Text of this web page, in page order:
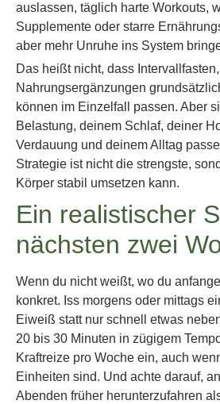
auslassen, täglich harte Workouts,
Supplemente oder starre
aber mehr Unruhe ins System
Das heißt nicht, dass
Nahrungsergänzungen
können im Einzelfall passen. Aber
Belastung, deinem Schlaf, deiner
Verdauung und deinem Alltag
Strategie ist nicht die strengste,
Körper stabil umsetzen kann.
Ein realistischer
nächsten zwei
Wenn du nicht weißt, wo du
konkret. Iss morgens oder mittags
Eiweiß statt nur schnell etwas
20 bis 30 Minuten in zügigem
Kraftreize pro Woche ein, auch
Einheiten sind. Und achte darauf,
Abenden früher herunterzufahren